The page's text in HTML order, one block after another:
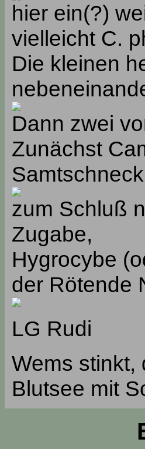
hier ein(?)
vielleicht C.
Die kleinen
Dann zwei
Zunächst
zum Schluß
Zugabe,
Hygrocybe
der Rötende
LG Rudi
Wems stinkt,
Blutsee mit